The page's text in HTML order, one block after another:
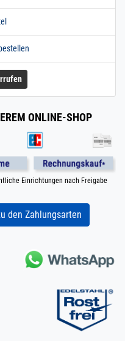
ONLINE-SHOP
Einrichtungen nach Freigabe
den Zahlungsarten